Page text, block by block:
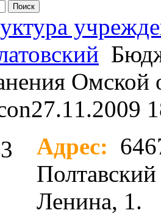
27.11.2009
Адрес:
Ленина, 1.